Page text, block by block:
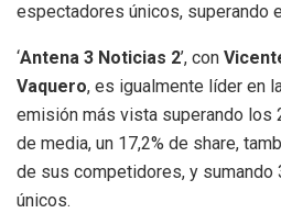
espectadores únicos, superando
‘Antena 3 Noticias 2’, con
Vaquero, es igualmente líder en
emisión más vista superando los
de media, un 17,2% de share,
de sus competidores, y sumando
únicos.